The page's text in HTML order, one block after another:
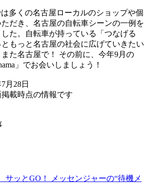
は多くの名古屋ローカルのショップや個
だき、名古屋の自転車シーンの一例を
た。自転車が持っている「つなげる
もっと名古屋の社会に広げていきたい
た名古屋で！ その前に、今年9月の
」でお会いしましょう！
月28日
載時点の情報です
サッとGO！ メッセンジャーの“待機メ